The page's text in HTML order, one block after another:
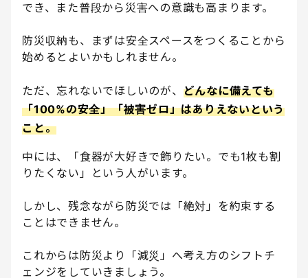
でき、また普段から災害への意識も高まります。
防災収納も、まずは安全スペースをつくることから
始めるとよいかもしれません。
ただ、忘れないでほしいのが、 どんなに備えても
「100%の安全」「被害ゼロ」はありえないという
こと。
中には、「食器が大好きで飾りたい。でも1枚も割
りたくない」という人がいます。
しかし、残念ながら防災では「絶対」を約束する
ことはできません。
これからは防災より「減災」へ考え方のシフトチ
ェンジをしていきましょう。